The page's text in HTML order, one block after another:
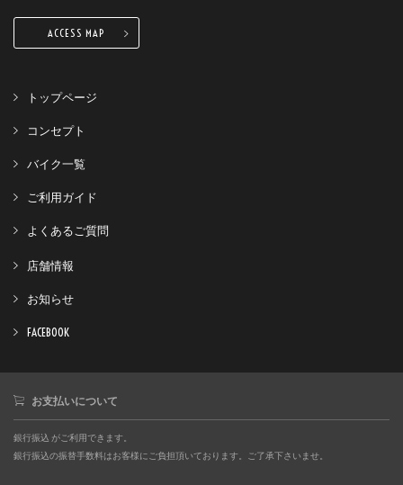
ACCESS MAP
トップページ
コンセプト
バイク一覧
ご利用ガイド
よくあるご質問
店舗情報
お知らせ
FACEBOOK
お支払いについて
銀行振込 がご利用できます。
銀行振込の振替手数料はお客様にご負担頂いております。ご了承下さいませ。